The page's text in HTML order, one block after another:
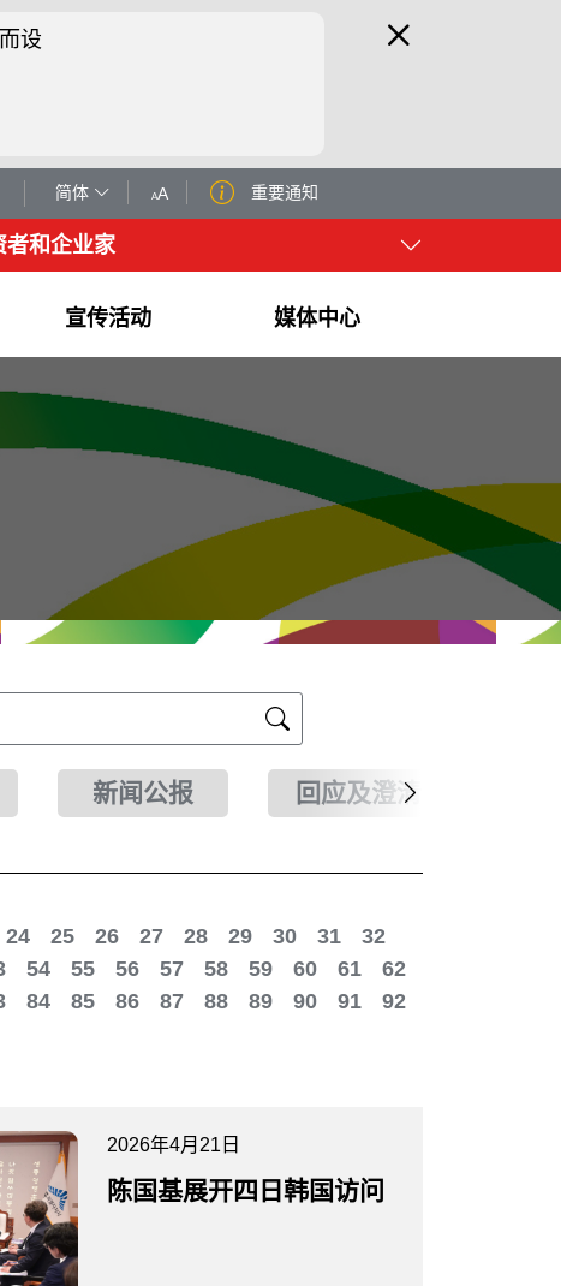
设
简体 重要通知
者和企业家
宣传活动 媒体中心
新闻公报 回应及澄清
24 25 26 27 28 29 30 31
32
54 55 56 57 58 59 60 61
62
84 85 86 87 88 89 90 91
92
2026年4月21日
陈国基展开四日韩国访问